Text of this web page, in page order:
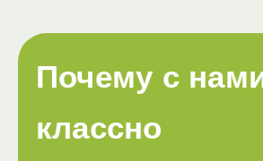
Почему с
классно